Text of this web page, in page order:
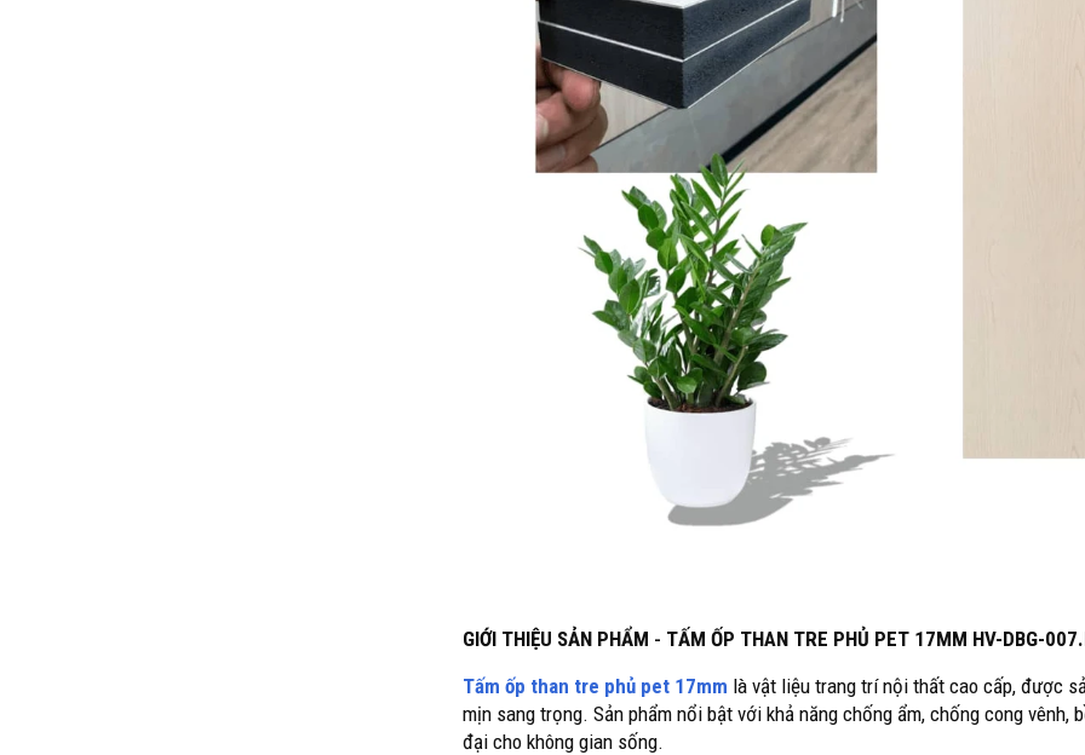
GIỚI THIỆU SẢN PHẨM - TẤM ỐP THAN TRE PHỦ PET 17MM HV-DBG-
Tấm ốp than tre phủ pet 17mm là vật liệu trang trí nội thất cao cấp, được
mịn sang trọng. Sản phẩm nổi bật với khả năng chống ẩm, chống cong
đại cho không gian sống.